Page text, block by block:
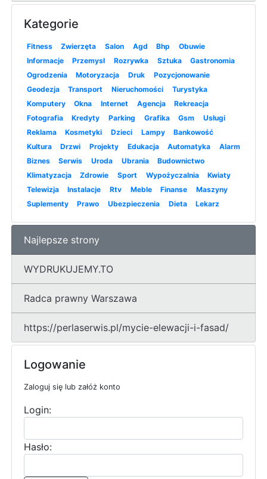
Kategorie
Fitness Zwierzęta Salon Agd Bhp
Obuwie
Informacje
Przemysł Rozrywka Sztuka
Gastronomia
Ogrodzenia
Motoryzacja Druk
Pozycjonowanie
Geodezja
Transport Nieruchomości
Turystyka
Komputery
Okna Internet Agencja
Rekreacja
Fotografia
Kredyty Parking Grafika Gsm
Usługi
Reklama
Kosmetyki Dzieci Lampy
Bankowość
Kultura
Drzwi Projekty Edukacja Automatyka
Alarm
Biznes
Serwis Uroda Ubrania
Budownictwo
Klimatyzacja
Zdrowie Sport Wypożyczalnia
Kwiaty
Telewizja
Instalacje Rtv Meble Finanse
Maszyny
Suplementy
Prawo Ubezpieczenia Dieta Lekarz
Najlepsze strony
WYDRUKUJEMY.TO
Radca prawny Warszawa
https://perlaserwis.pl/mycie-elewacji-i-fasad/
Logowanie
Zaloguj się lub załóż konto
Login:
Hasło: